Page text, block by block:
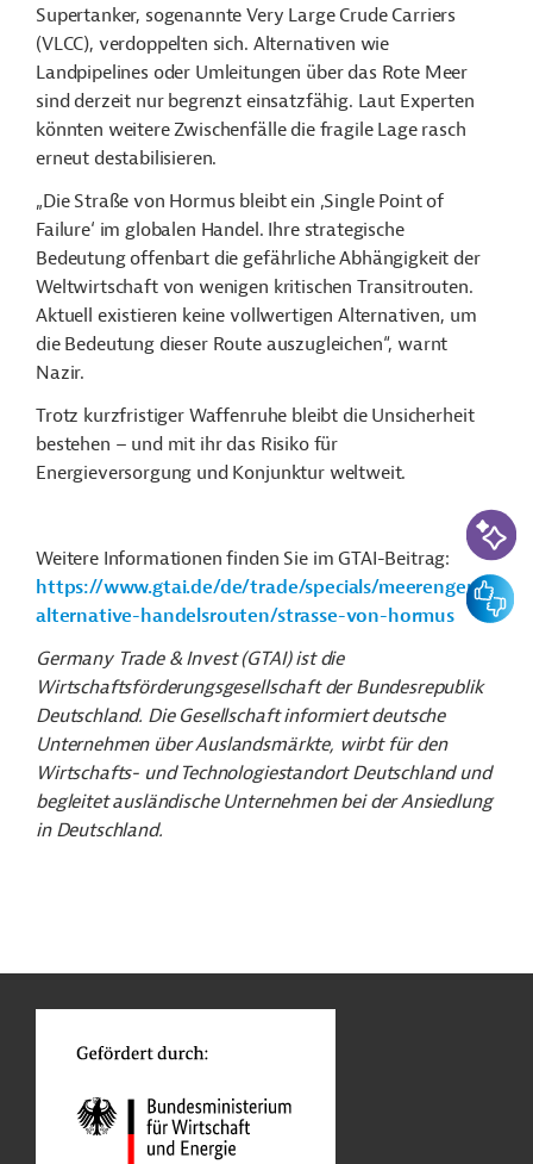
Supertanker, sogenannte Very LargeCrudeCarriers
(VLCC), verdoppelten sich. Alternativen wie
Landpipelines oder Umleitungen über das Rote Meer
sind derzeit nur begrenzt einsatzfähig. Laut Experten
könnten weitere Zwischenfälle die fragile Lage rasch
erneut destabilisieren.
„Die Straße von Hormus bleibt ein ‚Single Point of
Failure‘ im globalen Handel. Ihre strategische
Bedeutung offenbart die gefährliche Abhängigkeit der
Weltwirtschaft von wenigen kritischen Transitrouten.
Aktuell existieren keine vollwertigen Alternativen, um
die Bedeutung dieser Route auszugleichen“, warnt
Nazir.
Trotz kurzfristiger Waffenruhe bleibt die Unsicherheit
bestehen – und mit ihr das Risiko für
Energieversorgung und Konjunktur weltweit.
Weitere Informationen finden Sie im GTAI-Beitrag:
https://www.gtai.de/de/trade/specials/meerengen-
alternative-handelsrouten/strasse-von-hormus
Germany Trade &Invest(GTAI) ist die
Wirtschaftsförderungsgesellschaft der Bundesrepublik
Deutschland. Die Gesellschaft informiert deutsche
Unternehmen über Auslandsmärkte, wirbt für den
Wirtschafts- und Technologiestandort Deutschland und
begleitet ausländische Unternehmen bei der Ansiedlung
in Deutschland.
KI-